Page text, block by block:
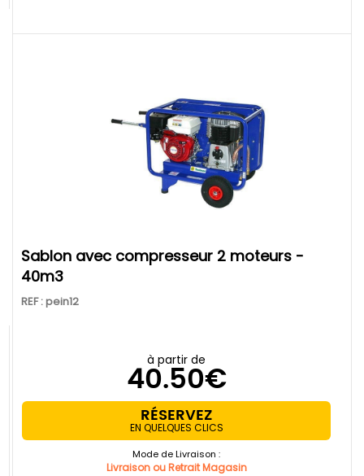
sablon avec compresseur 2 moteurs -
40m3
REF : pein12
à partir de
40.50€
RÉSERVEZ
EN QUELQUES CLICS
Mode de Livraison :
Livraison ou Retrait Magasin